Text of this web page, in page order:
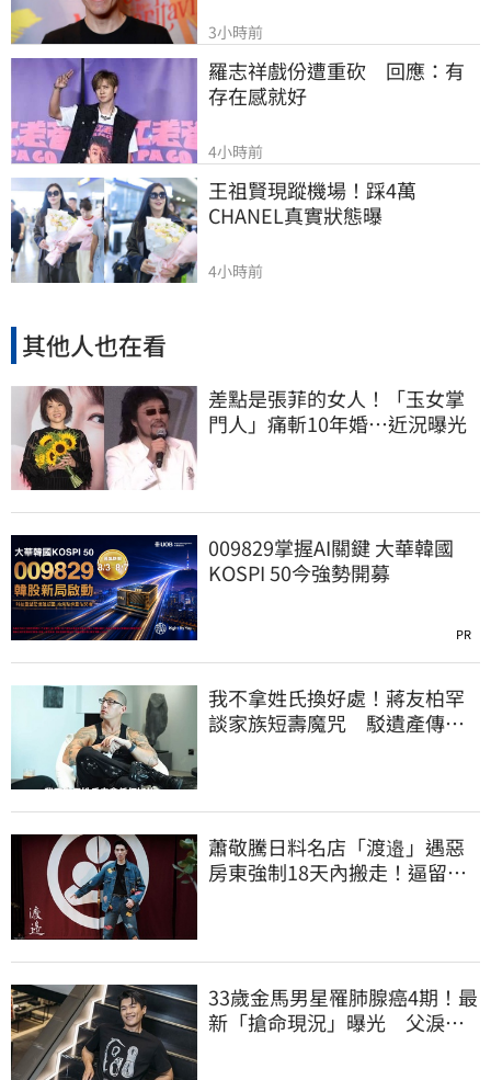
3小時前
羅志祥戲份遭重砍　回應：有
存在感就好
4小時前
王祖賢現蹤機場！踩4萬
CHANEL真實狀態曝
4小時前
其他人也在看
差點是張菲的女人！「玉女掌
門人」痛斬10年婚…近況曝光
009829掌握AI關鍵 大華韓國
KOSPI 50今強勢開募
PR
我不拿姓氏換好處！蔣友柏罕
談家族短壽魔咒 駁遺產傳
蕭敬騰日料名店「渡邉」遇惡
房東強制18天內搬走！逼留裝
33歲金馬男星罹肺腺癌4期！最
新「搶命現況」曝光 父淚